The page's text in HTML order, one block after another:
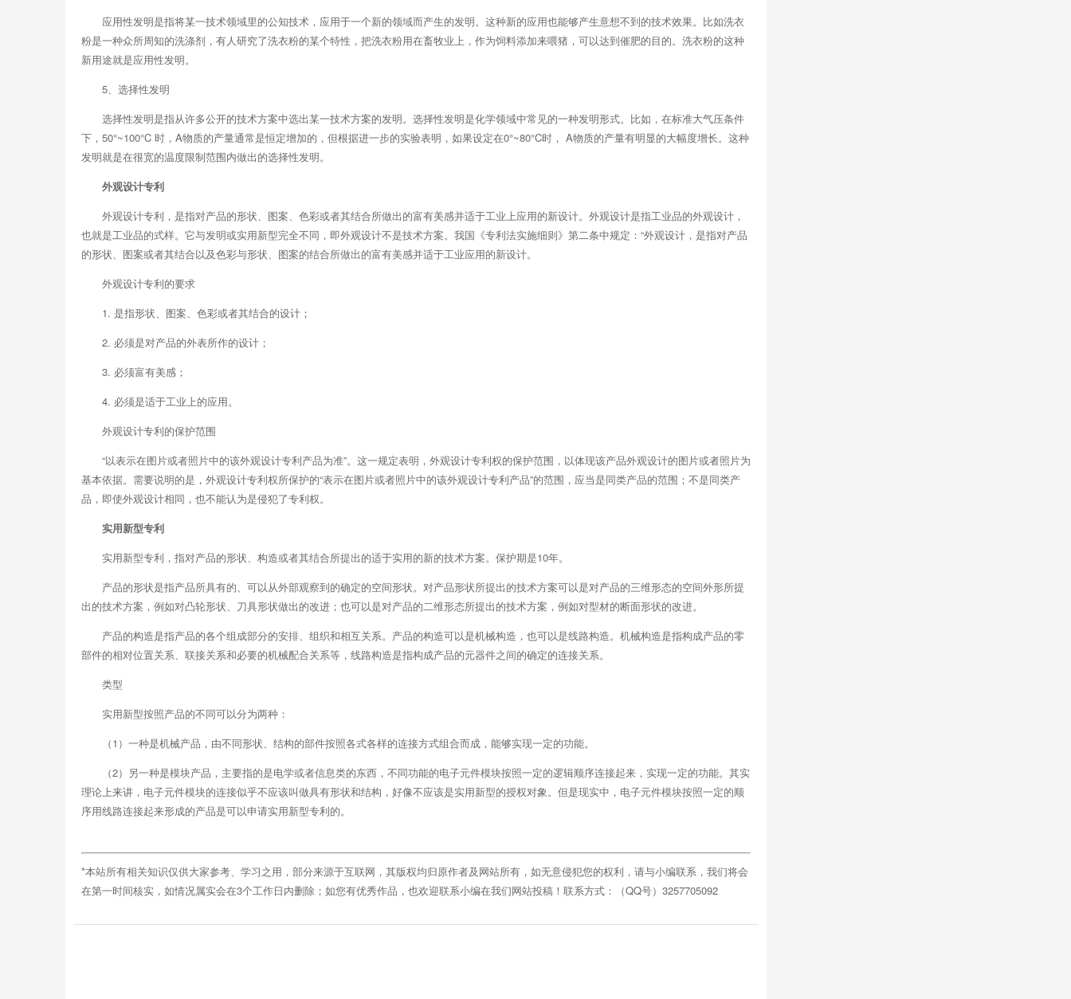
应用性发明是指将某一技术领域里的公知技术，应用于一个新的领域而产生的发明。这种新的应用也能够产生意想不到的技术效果。比如洗衣
粉是一种众所周知的洗涤剂，有人研究了洗衣粉的某个特性，把洗衣粉用在畜牧业上，作为饲料添加来喂猪，可以达到催肥的目的。洗衣粉的这种
新用途就是应用性发明。
5、选择性发明
选择性发明是指从许多公开的技术方案中选出某一技术方案的发明。选择性发明是化学领域中常见的一种发明形式。比如，在标准大气压条件
下，50°~100°C 时，A物质的产量通常是恒定增加的，但根据进一步的实验表明，如果设定在0°~80°C时， A物质的产量有明显的大幅度增长。这种
发明就是在很宽的温度限制范围内做出的选择性发明。
外观设计专利
外观设计专利，是指对产品的形状、图案、色彩或者其结合所做出的富有美感并适于工业上应用的新设计。外观设计是指工业品的外观设计，
也就是工业品的式样。它与发明或实用新型完全不同，即外观设计不是技术方案。我国《专利法实施细则》第二条中规定：“外观设计，是指对产品
的形状、图案或者其结合以及色彩与形状、图案的结合所做出的富有美感并适于工业应用的新设计。
外观设计专利的要求
1. 是指形状、图案、色彩或者其结合的设计；
2. 必须是对产品的外表所作的设计；
3. 必须富有美感；
4. 必须是适于工业上的应用。
外观设计专利的保护范围
“以表示在图片或者照片中的该外观设计专利产品为准”。这一规定表明，外观设计专利权的保护范围，以体现该产品外观设计的图片或者照片为
基本依据。需要说明的是，外观设计专利权所保护的“表示在图片或者照片中的该外观设计专利产品”的范围，应当是同类产品的范围；不是同类产
品，即使外观设计相同，也不能认为是侵犯了专利权。
实用新型专利
实用新型专利，指对产品的形状、构造或者其结合所提出的适于实用的新的技术方案。保护期是10年。
产品的形状是指产品所具有的、可以从外部观察到的确定的空间形状。对产品形状所提出的技术方案可以是对产品的三维形态的空间外形所提
出的技术方案，例如对凸轮形状、刀具形状做出的改进；也可以是对产品的二维形态所提出的技术方案，例如对型材的断面形状的改进。
产品的构造是指产品的各个组成部分的安排、组织和相互关系。产品的构造可以是机械构造，也可以是线路构造。机械构造是指构成产品的零
部件的相对位置关系、联接关系和必要的机械配合关系等，线路构造是指构成产品的元器件之间的确定的连接关系。
类型
实用新型按照产品的不同可以分为两种：
（1）一种是机械产品，由不同形状、结构的部件按照各式各样的连接方式组合而成，能够实现一定的功能。
（2）另一种是模块产品，主要指的是电学或者信息类的东西，不同功能的电子元件模块按照一定的逻辑顺序连接起来，实现一定的功能。其实
理论上来讲，电子元件模块的连接似乎不应该叫做具有形状和结构，好像不应该是实用新型的授权对象。但是现实中，电子元件模块按照一定的顺
序用线路连接起来形成的产品是可以申请实用新型专利的。
*本站所有相关知识仅供大家参考、学习之用，部分来源于互联网，其版权均归原作者及网站所有，如无意侵犯您的权利，请与小编联系，我们将会
在第一时间核实，如情况属实会在3个工作日内删除；如您有优秀作品，也欢迎联系小编在我们网站投稿！联系方式：（QQ号）3257705092